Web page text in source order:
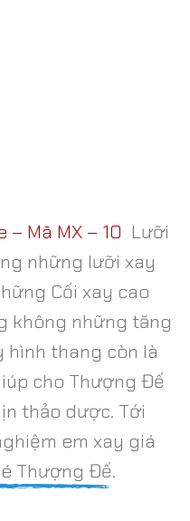
Mã MX – 10 Lưỡi
những lưỡi xay
Cối xay cao
không những tăng
hình thang còn là
cho Thượng Đế
thảo dược. Tới
em xay giá
Thượng Đế.